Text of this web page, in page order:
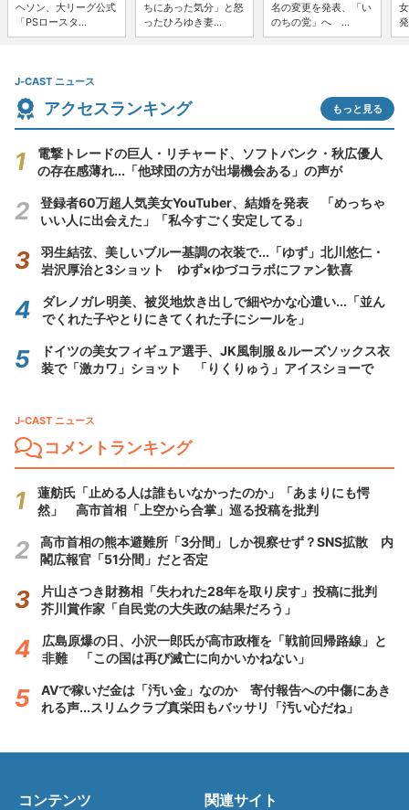
ヘソン、大リーグ公式
「PSロースタ...
ちにあった気分」と怒
ったひろゆき妻...
名の変更を発表、「い
のちの党」へ ...
J-CAST ニュース
アクセスランキング もっと見る
電撃トレードの巨人・リチャード、ソフトバンク・秋広優人
の存在感薄れ...「他球団の方が出場機会ある」の声が
登録者60万超人気美女YouTuber、結婚を発表 「めっちゃ
いい人に出会えた」「私今すごく安定してる」
羽生結弦、美しいブルー基調の衣装で...「ゆず」北川悠仁・
岩沢厚治と3ショット ゆず×ゆづコラボにファン歓喜
ダレノガレ明美、被災地炊き出しで細やかな心遣い...「並ん
でくれた子やとりにきてくれた子にシールを」
ドイツの美女フィギュア選手、JK風制服＆ルーズソックス衣
装で「激カワ」ショット 「りくりゅう」アイスショーで
J-CAST ニュース
コメントランキング
蓮舫氏「止める人は誰もいなかったのか」「あまりにも愕
然」 高市首相「上空から合掌」巡る投稿を批判
高市首相の熊本避難所「3分間」しか視察せず？SNS拡散 内
閣広報官「51分間」だと否定
片山さつき財務相「失われた28年を取り戻す」投稿に批判
芥川賞作家「自民党の大失政の結果だろう」
広島原爆の日、小沢一郎氏が高市政権を「戦前回帰路線」と
非難 「この国は再び滅亡に向かいかねない」
AVで稼いだ金は「汚い金」なのか 寄付報告への中傷にあき
れる声...スリムクラブ真栄田もバッサリ「汚い心だね」
コンテンツ 関連サイト